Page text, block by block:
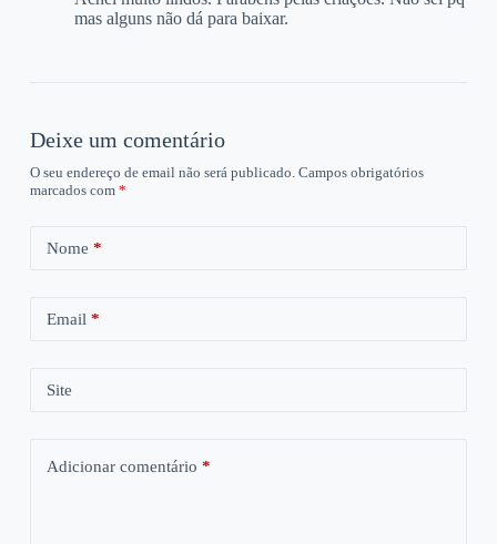
mas alguns não dá para baixar.
Deixe um comentário
O seu endereço de email não será publicado. Campos obrigatórios
marcados com *
Nome *
Email *
Site
Adicionar comentário *